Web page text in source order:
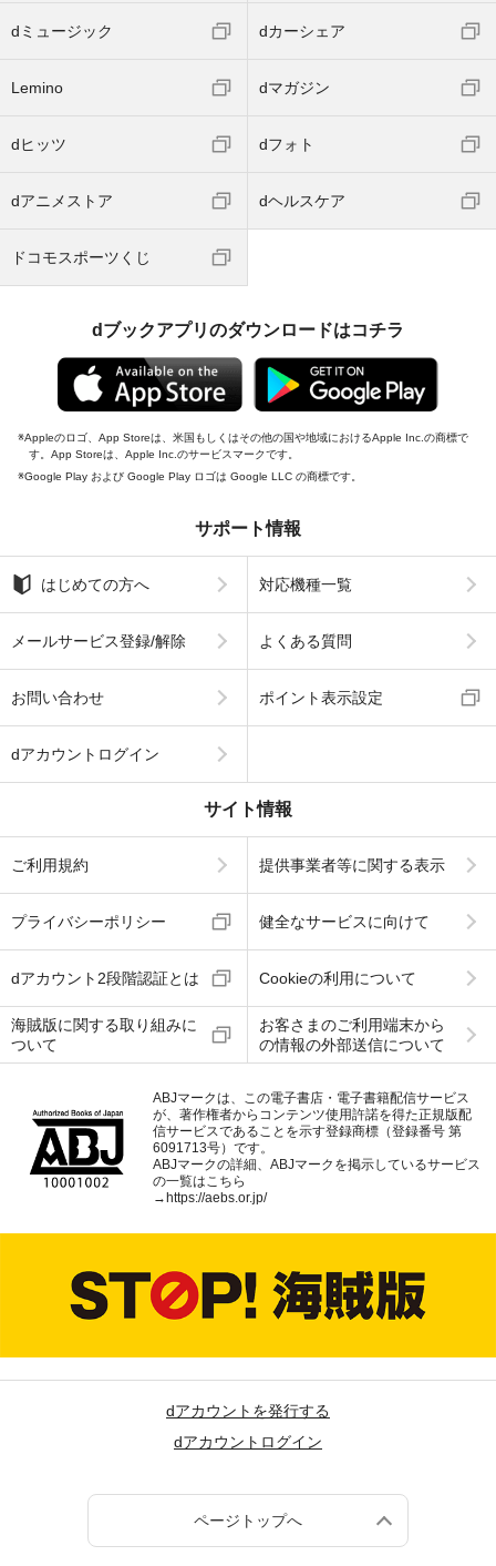
dミュージック dカーシェア
Lemino dマガジン
dヒッツ dフォト
dアニメストア dヘルスケア
ドコモスポーツくじ
dブックアプリのダウンロードはコチラ
Appleのロゴ、App Storeは、米国もしくはその他の国や地域におけるApple Inc.の商標で
す。App Storeは、Apple Inc.のサービスマークです。
Google Play および Google Play ロゴは Google LLC の商標です。
サポート情報
はじめての方へ 対応機種一覧
メールサービス登録/解除 よくある質問
お問い合わせ ポイント表示設定
dアカウントログイン
サイト情報
ご利用規約 提供事業者等に関する表示
プライバシーポリシー 健全なサービスに向けて
dアカウント2段階認証とは Cookieの利用について
海賊版に関する取り組みに
ついて
お客さまのご利用端末から
の情報の外部送信について
ABJマークは、この電子書店・電子書籍配信サービス
が、著作権者からコンテンツ使用許諾を得た正規版配
信サービスであることを示す登録商標（登録番号 第
6091713号）です。
ABJマークの詳細、ABJマークを掲示しているサービス
の一覧はこちら
→ https://aebs.or.jp/
dアカウントを発行する
dアカウントログイン
ページトップへ